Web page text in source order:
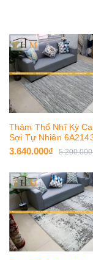
Thảm Thổ Nhĩ Kỳ
Sợi Tự Nhiên
3.640.000₫